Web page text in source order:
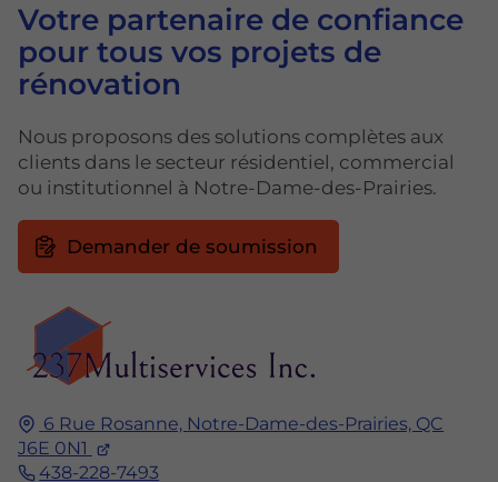
6 Rue Rosanne, Notre-Dame-des-Prairies, QC
J6E 0N1
438-228-7493
Votre partenaire de confiance
pour tous vos projets de
rénovation
Nous proposons des solutions complètes aux
clients dans le secteur résidentiel, commercial
ou institutionnel à Notre-Dame-des-Prairies.
Demander de soumission